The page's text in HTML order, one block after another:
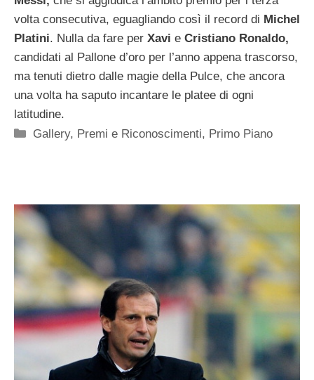
volta consecutiva, eguagliando così il record di Michel
Platini. Nulla da fare per Xavi e Cristiano Ronaldo,
candidati al Pallone d’oro per l’anno appena trascorso,
ma tenuti dietro dalle magie della Pulce, che ancora
una volta ha saputo incantare le platee di ogni
latitudine.
Categorie
Gallery, Premi e Riconoscimenti, Primo Piano